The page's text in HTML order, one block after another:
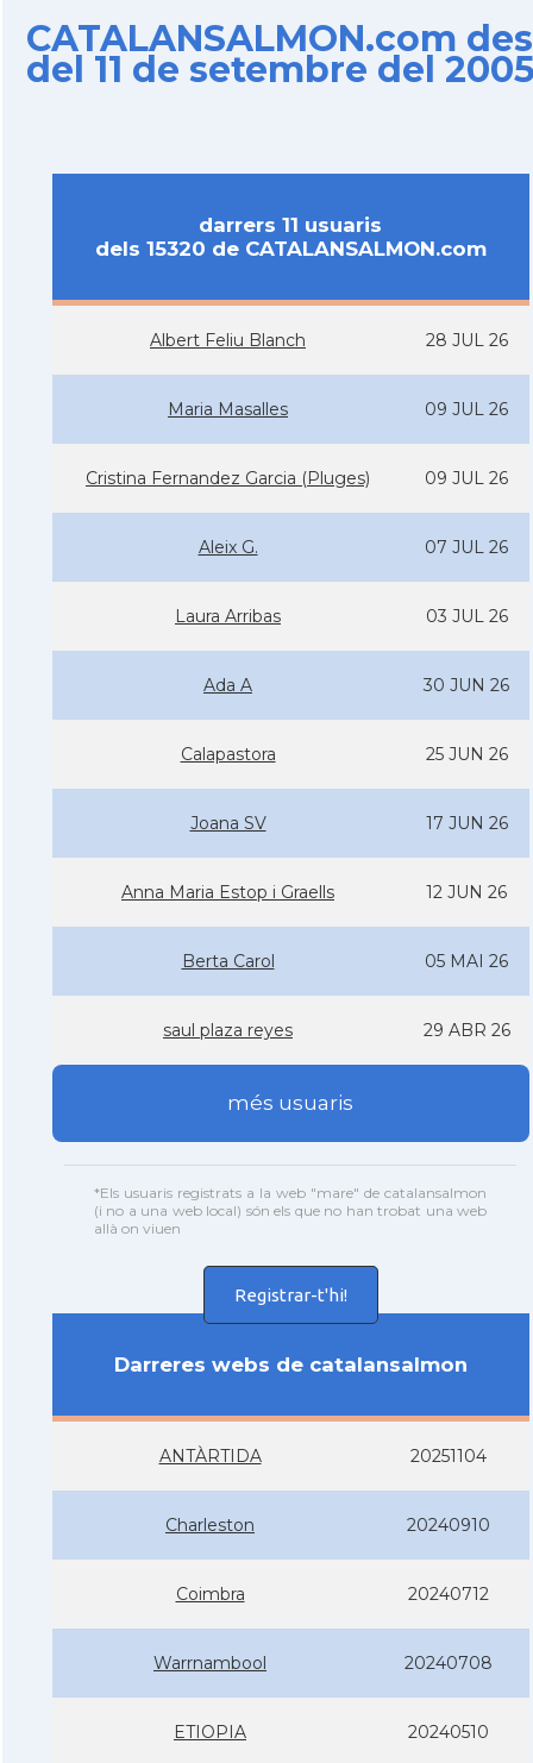
CATALANSALMON.com des
del 11 de setembre del
darrers 11 usuaris
dels 15320 de CATALANSALMON.com
Albert Feliu Blanch 28 JUL 26
Maria Masalles 09 JUL 26
Cristina Fernandez Garcia (Pluges) 09 JUL 26
Aleix G. 07 JUL 26
Laura Arribas 03 JUL 26
Ada A 30 JUN 26
Calapastora 25 JUN 26
Joana SV 17 JUN 26
Anna Maria Estop i Graells 12 JUN 26
Berta Carol 05 MAI 26
saul plaza reyes 29 ABR 26
més usuaris
*Els usuaris registrats a la web "mare" de catalansalmon
(i no a una web local) són els que no han trobat una web
allà on viuen
Registrar-t'hi!
Darreres webs de catalansalmon
ANTÀRTIDA 20251104
Charleston 20240910
Coimbra 20240712
Warrnambool 20240708
ETIOPIA 20240510